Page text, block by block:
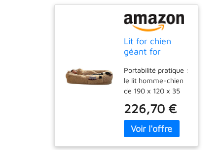
Lit for chien
géant for
animaux de
compagnie,
Panier for
Chien, Coussin
for Chien, Lit for
chien chaud et
confortable de
taille humaine,
Portabilité pratique :
le lit homme-chien
de 190 x 120 x 35
des poches de
rangement latérales
pratiques for un
226,70 €